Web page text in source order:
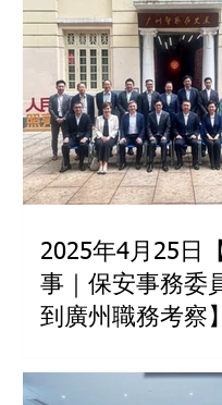
2025年4月25日
事｜保安事務委
到廣州職務考察】